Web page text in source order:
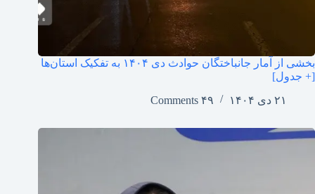
بخشی از آمار جانباختگان حوادث دی ۱۴۰۴ به تفکیک استان‌ها
[+ جدول]
۲۱ دی ۱۴۰۴
۴۹ Comments